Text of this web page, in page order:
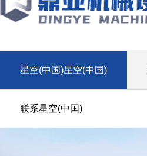
星空(中国)星空(中国)
联系星空(中国)